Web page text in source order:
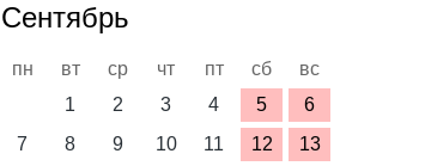
Сентябрь
пн вт ср чт пт сб
вс
1
2 3 4 5
6
7
8 9 10 11 12
13